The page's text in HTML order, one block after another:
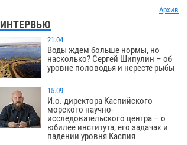
Архив
ИНТЕРВЬЮ
21.04
Воды ждем больше нормы, но
насколько? Сергей Шипулин – об
уровне половодья и нересте рыбы
15.09
И.о. директора Каспийского
морского научно-
исследовательского центра – о
юбилее института, его задачах и
падении уровня Каспия